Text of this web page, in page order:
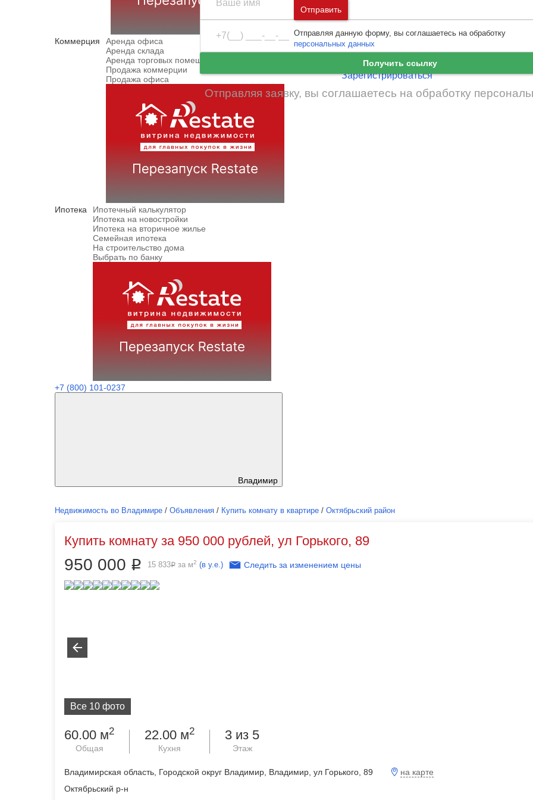
Коммерция
Аренда офиса
Аренда склада
Аренда торговых помещений
Продажа коммерции
Продажа офиса
Ипотека
Ипотечный калькулятор
Ипотека на новостройки
Ипотека на вторичное жилье
Семейная ипотека
На строительство дома
Выбрать по банку
+7 (800) 101-0237
Владимир
Москва иМосковская область
Санкт-Петербург
Ленинградская
Ошибка авторизации
Войти Забыли пароль
Зарегистрироваться
Недвижимость во Владимире / Объявления / Купить комнату в квартире / Октябрьский район
Купить комнату за 950 000 рублей, ул Горького, 89
Все 10 фото
950 000 Р 15 833Р за м2 (в у.е.) Следить за изменением цены
60.00 м2
Общая
22.00 м2
Кухня
3 из 5
Этаж
Владимирская область, Городской округ Владимир, Владимир, ул Горького, 89
на карте
Октябрьский р-н
Получить ссылку
Отправляя заявку, вы соглашаетесь на обработку
Отправить
Отправляя данную форму, вы соглашаетесь на обработку
персональных данных